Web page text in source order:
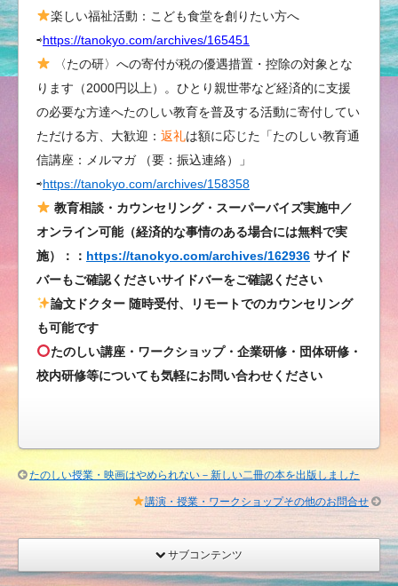
を
楽しい福祉活動：こども食堂を創りたい方へ
⇨https://tanokyo.com/archives/165451
〈たの研〉への寄付が税の優遇措置・控除の対象とな
ります（2000円以上）。ひとり親世帯など経済的に支援
の必要な方達へたのしい教育を普及する活動に寄付してい
ただける方、大歓迎： 返礼は額に応じた「たのしい教育通
信講座：メルマガ （要：振込連絡）」
⇨https://tanokyo.com/archives/158358
教育相談・カウンセリング・スーパーバイズ実施中／
オンライン可能（経済的な事情のある場合には無料で実
施）：： https://tanokyo.com/archives/162936 サイド
バーもご確認くださいサイドバーをご確認ください
論文ドクター 随時受付、リモートでのカウンセリング
も可能です
たのしい講座・ワークショップ・企業研修・団体研修・
校内研修等についても気軽にお問い合わせください
たのしい授業・映画はやめられない－新しい二冊の本を出版しました
講演・授業・ワークショップその他のお問合せ
サブコンテンツ